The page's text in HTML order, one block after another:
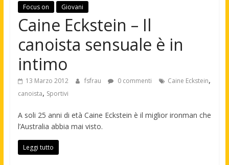
Focus on Giovani
Caine Eckstein – Il
canoista sensuale è in
intimo
13 Marzo 2012 fsfrau 0 commenti Caine Eckstein,
canoista, Sportivi
A soli 25 anni di età Caine Eckstein è il miglior ironman che
l’Australia abbia mai visto.
Leggi tutto